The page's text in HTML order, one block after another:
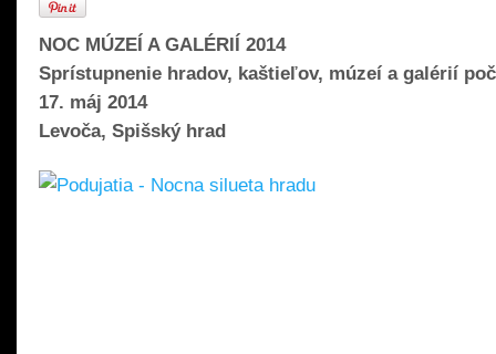
NOC MÚZEÍ A GALÉRIÍ 2014
Sprístupnenie hradov, kaštieľov, múzeí a galérií
17. máj 2014
Levoča, Spišský hrad